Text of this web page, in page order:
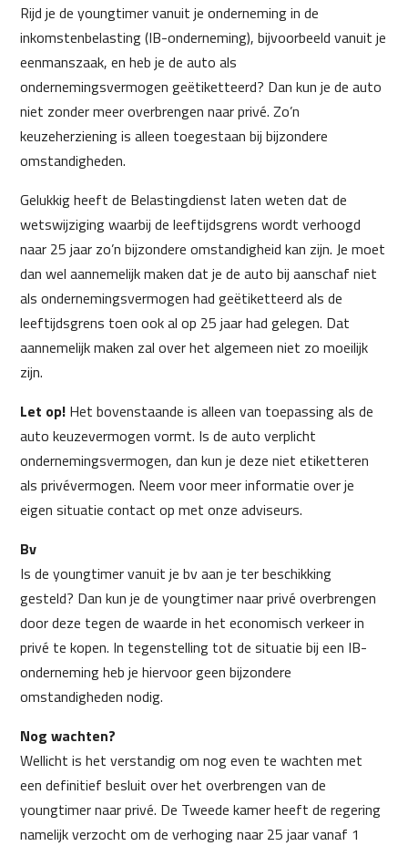
Rijd je de youngtimer vanuit je onderneming in de
inkomstenbelasting (IB-onderneming), bijvoorbeeld vanuit je
eenmanszaak, en heb je de auto als
ondernemingsvermogen geëtiketteerd? Dan kun je de auto
niet zonder meer overbrengen naar privé. Zo’n
keuzeherziening is alleen toegestaan bij bijzondere
omstandigheden.
Gelukkig heeft de Belastingdienst laten weten dat de
wetswijziging waarbij de leeftijdsgrens wordt verhoogd
naar 25 jaar zo’n bijzondere omstandigheid kan zijn. Je moet
dan wel aannemelijk maken dat je de auto bij aanschaf niet
als ondernemingsvermogen had geëtiketteerd als de
leeftijdsgrens toen ook al op 25 jaar had gelegen. Dat
aannemelijk maken zal over het algemeen niet zo moeilijk
zijn.
Let op! Het bovenstaande is alleen van toepassing als de
auto keuzevermogen vormt. Is de auto verplicht
ondernemingsvermogen, dan kun je deze niet etiketteren
als privévermogen. Neem voor meer informatie over je
eigen situatie contact op met onze adviseurs.
Bv
Is de youngtimer vanuit je bv aan je ter beschikking
gesteld? Dan kun je de youngtimer naar privé overbrengen
door deze tegen de waarde in het economisch verkeer in
privé te kopen. In tegenstelling tot de situatie bij een IB-
onderneming heb je hiervoor geen bijzondere
omstandigheden nodig.
Nog wachten?
Wellicht is het verstandig om nog even te wachten met
een definitief besluit over het overbrengen van de
youngtimer naar privé. De Tweede kamer heeft de regering
namelijk verzocht om de verhoging naar 25 jaar vanaf 1